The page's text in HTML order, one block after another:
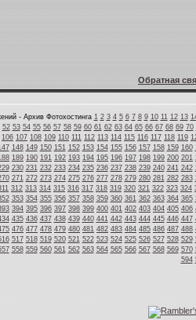
Обратная
- Архив Фотохостинга 1 2 3 4 5 6 7 8 9 10 11 12 13
52 53 54 55 56 57 58 59 60 61 62 63 64 65 66 67 68 69 70
106 107 108 109 110 111 112 113 114 115 116 117 118 119
148 149 150 151 152 153 154 155 156 157 158 159 160
189 190 191 192 193 194 195 196 197 198 199 200 201
230 231 232 233 234 235 236 237 238 239 240 241 242
271 272 273 274 275 276 277 278 279 280 281 282 283
312 313 314 315 316 317 318 319 320 321 322 323 324
353 354 355 356 357 358 359 360 361 362 363 364 365
394 395 396 397 398 399 400 401 402 403 404 405 406
435 436 437 438 439 440 441 442 443 444 445 446 447
476 477 478 479 480 481 482 483 484 485 486 487 488
517 518 519 520 521 522 523 524 525 526 527 528 529
558 559 560 561 562 563 564 565 566 567 568 569 570
594